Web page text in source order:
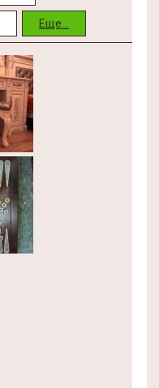
Еще...